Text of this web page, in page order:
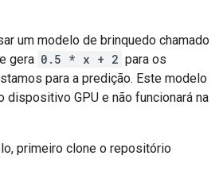
um modelo de brinquedo chamado
gera 0.5 * x + 2 para os
para a predição. Este modelo
dispositivo GPU e não funcionará na
primeiro clone o repositório